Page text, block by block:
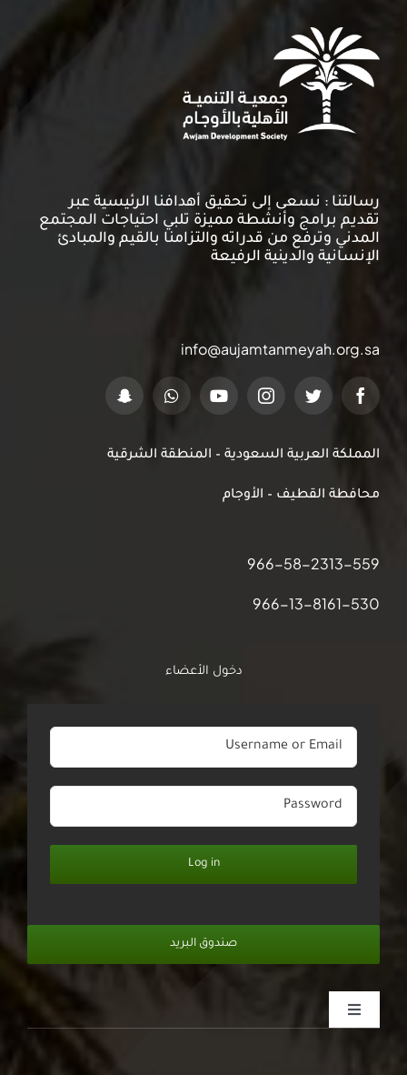
رسالتنا : نسعى إلى تحقيق أهدافنا الرئيسية عبر
تقديم برامج وأنشطة مميزة تلبي احتياجات المجتمع
المدني وترفع من قدراته والتزامنا بالقيم والمبادئ
الإنسانية والدينية الرفيعة
info@aujamtanmeyah.org.sa
المملكة العربية السعودية – المنطقة الشرقية
محافطة القطيف – الأوجام
966-58-2313-559
966-13-8161-530
دخول الأعضاء
Log in
صندوق البريد
Toggle